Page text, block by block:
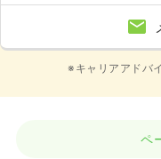
※キャリアアドバ
ペ